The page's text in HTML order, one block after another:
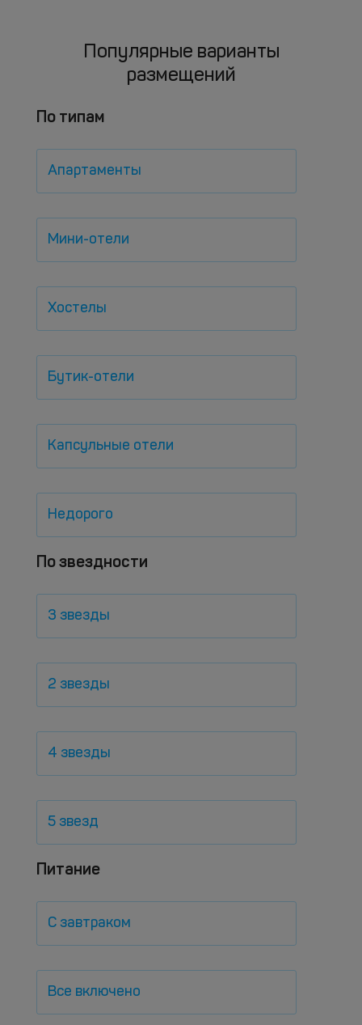
Популярные варианты
размещений
По типам
Апартаменты
Мини-отели
Хостелы
Бутик-отели
Капсульные отели
Недорого
По звездности
3 звезды
2 звезды
4 звезды
5 звезд
Питание
С завтраком
Все включено